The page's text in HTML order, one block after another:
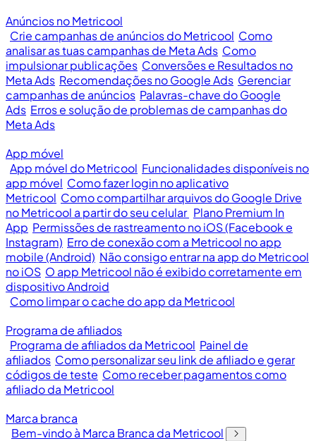
Anúncios no Metricool
Crie campanhas de anúncios do Metricool Como
analisar as tuas campanhas de Meta Ads Como
impulsionar publicações Conversões e Resultados no
Meta Ads Recomendações no Google Ads Gerenciar
campanhas de anúncios Palavras-chave do Google
Ads Erros e solução de problemas de campanhas do
Meta Ads
App móvel
App móvel do Metricool Funcionalidades disponíveis no
app móvel Como fazer login no aplicativo
Metricool Como compartilhar arquivos do Google Drive
no Metricool a partir do seu celular Plano Premium In
App Permissões de rastreamento no iOS (Facebook e
Instagram) Erro de conexão com a Metricool no app
mobile (Android) Não consigo entrar na app do Metricool
no iOS O app Metricool não é exibido corretamente em
dispositivo Android
Como limpar o cache do app da Metricool
Programa de afiliados
Programa de afiliados da Metricool Painel de
afiliados Como personalizar seu link de afiliado e gerar
códigos de teste Como receber pagamentos como
afiliado da Metricool
Marca branca
Bem-vindo à Marca Branca da Metricool